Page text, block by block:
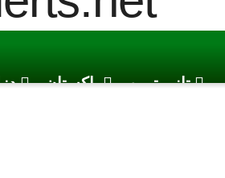
پاکستان تازہ ترین